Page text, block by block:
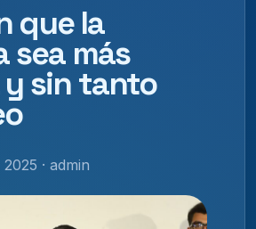
que la
sea más
sin tanto
· admin